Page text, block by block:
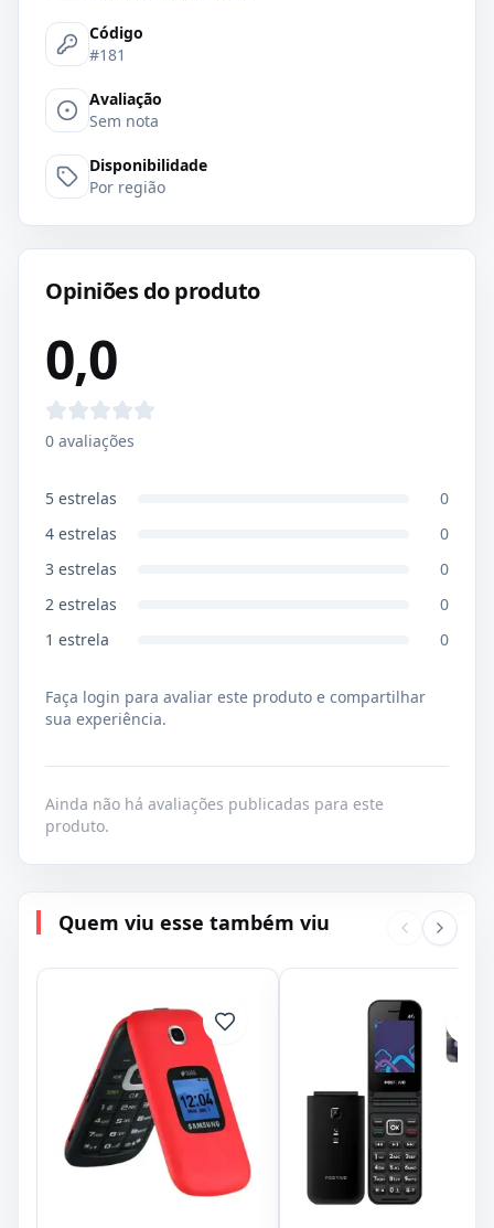
Código
#181
Avaliação
Sem nota
Disponibilidade
Por região
Opiniões do produto
0,0
0 avaliações
5 estrelas
0
4 estrelas
0
3 estrelas
0
2 estrelas
0
1 estrela 0
Faça login para avaliar este produto e compartilhar
sua experiência.
Ainda não há avaliações publicadas para este
produto.
Quem viu esse também viu